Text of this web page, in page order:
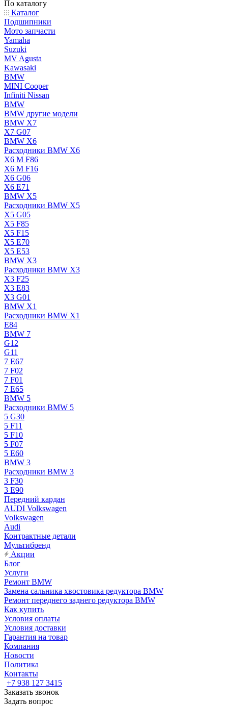
По каталогу
Каталог
Подшипники
Мото запчасти
Yamaha
Suzuki
MV Agusta
Kawasaki
BMW
MINI Cooper
Infiniti Nissan
BMW
BMW другие модели
BMW X7
X7 G07
BMW X6
Расходники BMW X6
X6 M F86
X6 M F16
X6 G06
X6 E71
BMW X5
Расходники BMW X5
X5 G05
X5 F85
X5 F15
X5 E70
X5 E53
BMW X3
Расходники BMW X3
X3 F25
X3 E83
X3 G01
BMW X1
Расходники BMW X1
E84
BMW 7
G12
G11
7 Е67
7 F02
7 F01
7 E65
BMW 5
Расходники BMW 5
5 G30
5 F11
5 F10
5 F07
5 E60
BMW 3
Расходники BMW 3
3 F30
3 E90
Передний кардан
AUDI Volkswagen
Volkswagen
Audi
Контрактные детали
Мультибренд
Акции
Блог
Услуги
Ремонт BMW
Замена сальника хвостовика редуктора BMW
Ремонт переднего заднего редуктора BMW
Как купить
Условия оплаты
Условия доставки
Гарантия на товар
Компания
Новости
Политика
Контакты
+7 938 127 3415
Заказать звонок
Задать вопрос